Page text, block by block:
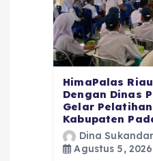
HimaPalas
Dengan Dinas
Gelar Pelatihan
Kabupaten
Dina Sukandar
Agustus 5, 2026